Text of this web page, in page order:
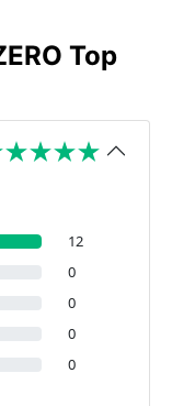
Top
12
0
0
0
0